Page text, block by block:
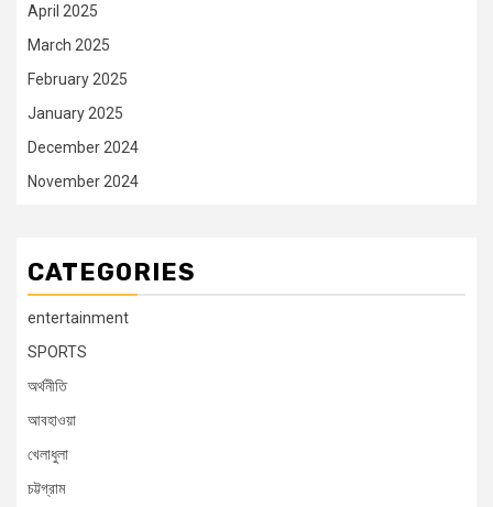
April 2025
March 2025
February 2025
January 2025
December 2024
November 2024
CATEGORIES
entertainment
SPORTS
অর্থনীতি
আবহাওয়া
খেলাধুলা
চট্টগ্রাম